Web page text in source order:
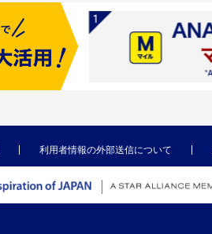
利用者情報の外部送信について